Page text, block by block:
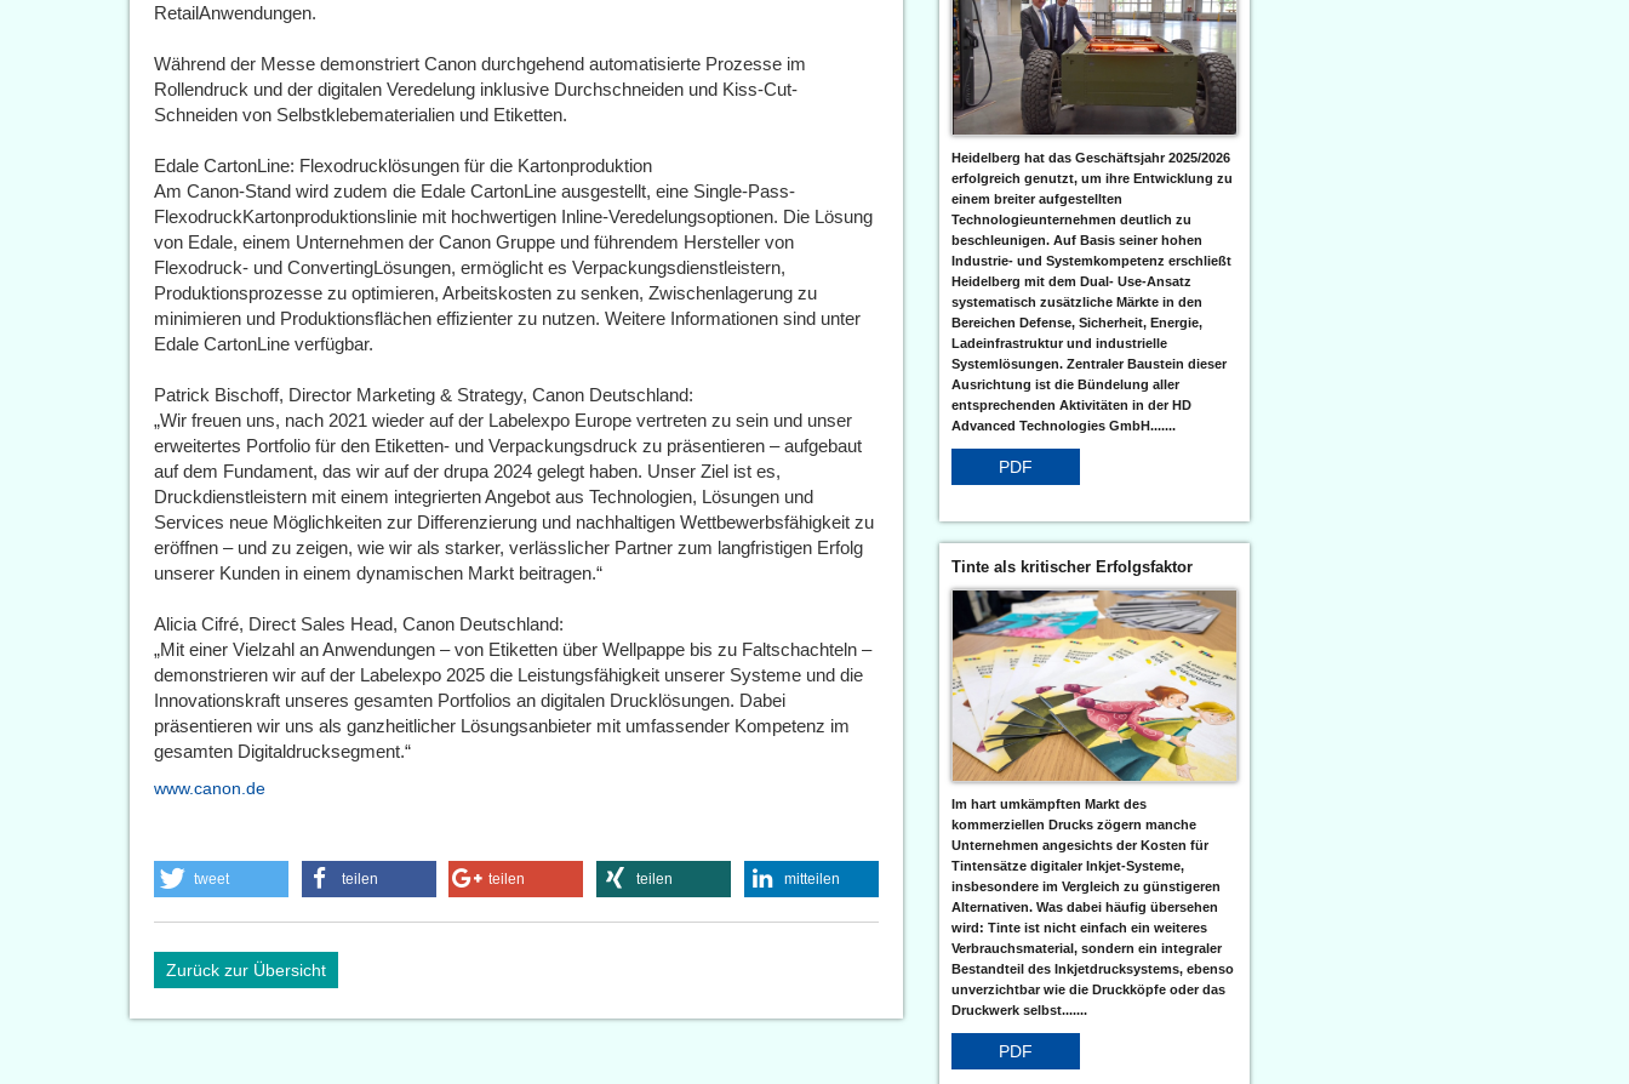
RetailAnwendungen.
Während der Messe demonstriert Canon durchgehend automatisierte Prozesse im
Rollendruck und der digitalen Veredelung inklusive Durchschneiden und Kiss-Cut-
Schneiden von Selbstklebematerialien und Etiketten.
Edale CartonLine: Flexodrucklösungen für die Kartonproduktion
Am Canon-Stand wird zudem die Edale CartonLine ausgestellt, eine Single-Pass-
FlexodruckKartonproduktionslinie mit hochwertigen Inline-Veredelungsoptionen. Die Lösung
von Edale, einem Unternehmen der Canon Gruppe und führendem Hersteller von
Flexodruck- und ConvertingLösungen, ermöglicht es Verpackungsdienstleistern,
Produktionsprozesse zu optimieren, Arbeitskosten zu senken, Zwischenlagerung zu
minimieren und Produktionsflächen effizienter zu nutzen. Weitere Informationen sind unter
Edale CartonLine verfügbar.
Patrick Bischoff, Director Marketing & Strategy, Canon Deutschland:
„Wir freuen uns, nach 2021 wieder auf der Labelexpo Europe vertreten zu sein und unser
erweitertes Portfolio für den Etiketten- und Verpackungsdruck zu präsentieren – aufgebaut
auf dem Fundament, das wir auf der drupa 2024 gelegt haben. Unser Ziel ist es,
Druckdienstleistern mit einem integrierten Angebot aus Technologien, Lösungen und
Services neue Möglichkeiten zur Differenzierung und nachhaltigen Wettbewerbsfähigkeit zu
eröffnen – und zu zeigen, wie wir als starker, verlässlicher Partner zum langfristigen Erfolg
unserer Kunden in einem dynamischen Markt beitragen.“
Alicia Cifré, Direct Sales Head, Canon Deutschland:
„Mit einer Vielzahl an Anwendungen – von Etiketten über Wellpappe bis zu Faltschachteln –
demonstrieren wir auf der Labelexpo 2025 die Leistungsfähigkeit unserer Systeme und die
Innovationskraft unseres gesamten Portfolios an digitalen Drucklösungen. Dabei
präsentieren wir uns als ganzheitlicher Lösungsanbieter mit umfassender Kompetenz im
gesamten Digitaldrucksegment.“
www.canon.de
tweet teilen teilen teilen mitteilen
Zurück zur Übersicht
Heidelberg hat das Geschäftsjahr 2025/2026
erfolgreich genutzt, um ihre Entwicklung zu
einem breiter aufgestellten
Technologieunternehmen deutlich zu
beschleunigen. Auf Basis seiner hohen
Industrie- und Systemkompetenz erschließt
Heidelberg mit dem Dual- Use-Ansatz
systematisch zusätzliche Märkte in den
Bereichen Defense, Sicherheit, Energie,
Ladeinfrastruktur und industrielle
Systemlösungen. Zentraler Baustein dieser
Ausrichtung ist die Bündelung aller
entsprechenden Aktivitäten in der HD
Advanced Technologies GmbH.......
PDF
Tinte als kritischer Erfolgsfaktor
Im hart umkämpften Markt des
kommerziellen Drucks zögern manche
Unternehmen angesichts der Kosten für
Tintensätze digitaler Inkjet-Systeme,
insbesondere im Vergleich zu günstigeren
Alternativen. Was dabei häufig übersehen
wird: Tinte ist nicht einfach ein weiteres
Verbrauchsmaterial, sondern ein integraler
Bestandteil des Inkjetdrucksystems, ebenso
unverzichtbar wie die Druckköpfe oder das
Druckwerk selbst.......
PDF